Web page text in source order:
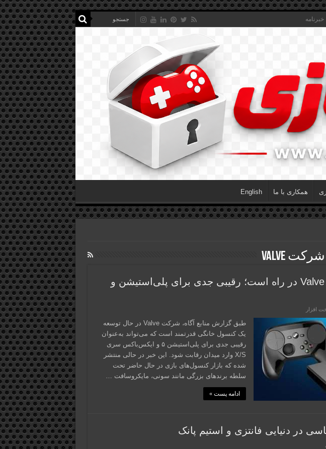
خبرنامه
همکاری با ما English
شرکت Valve
کنسول خانگی جدید Valve در راه است؛ رقیبی جدی برای پلی‌استیشن و
افزار
طبق گزارش منابع آگاه، شرکت Valve در حال توسعه
یک کنسول خانگی قدرتمند است که می‌تواند به‌عنوان
رقیبی جدی برای پلی‌استیشن ۵ و ایکس‌باکس سری
X/S وارد میدان رقابت شود. این خبر در حالی منتشر
شده که بازار کنسول‌های بازی در حال حاضر تحت
سلطه برندهای بزرگی مانند سونی، مایکروسافت …
ادامه پست »